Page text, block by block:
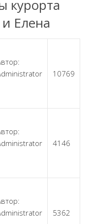
курорта
Елена
10769
4146
5362